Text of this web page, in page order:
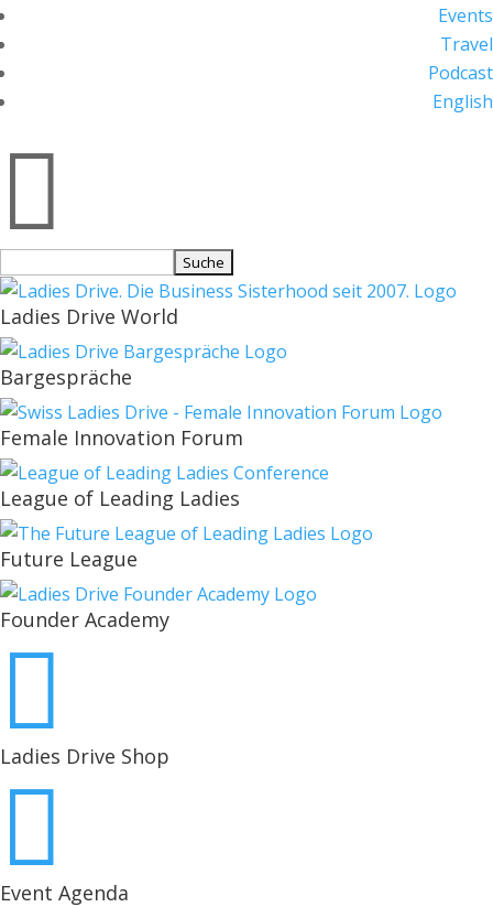
Events
Travel
Podcast
English

nach:
Ladies Drive World
Bargespräche
Female Innovation Forum
League of Leading Ladies
Future League
Founder Academy

Ladies Drive Shop

Event Agenda